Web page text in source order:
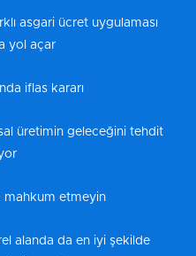
asgari ücret uygulaması
yol açar
iflas kararı
üretimin geleceğini tehdit
mahkum etmeyin
alanda da en iyi şekilde